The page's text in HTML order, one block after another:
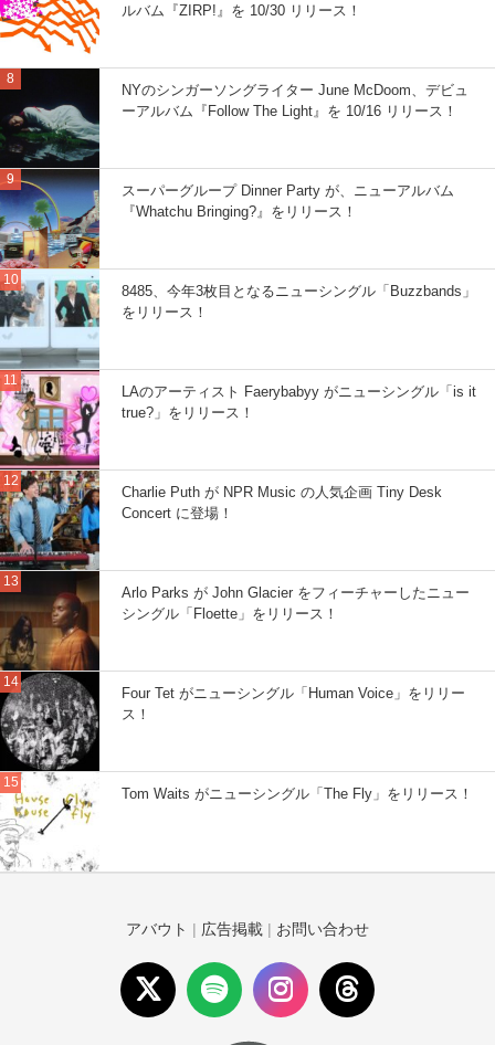
ルバム『ZIRP!』を 10/30 リリース！
NYのシンガーソングライター June McDoom、デビュ
ーアルバム『Follow The Light』を 10/16 リリース！
スーパーグループ Dinner Party が、ニューアルバム
『Whatchu Bringing?』をリリース！
8485、今年3枚目となるニューシングル「Buzzbands」
をリリース！
LAのアーティスト Faerybabyy がニューシングル「is it
true?」をリリース！
Charlie Puth が NPR Music の人気企画 Tiny Desk
Concert に登場！
Arlo Parks が John Glacier をフィーチャーしたニュー
シングル「Floette」をリリース！
Four Tet がニューシングル「Human Voice」をリリー
ス！
Tom Waits がニューシングル「The Fly」をリリース！
アバウト | 広告掲載 | お問い合わせ